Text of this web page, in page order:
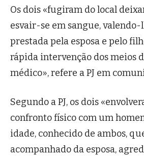
Os dois «fugiram do local
esvair-se em sangue, valendo-
prestada pela esposa e pelo
rápida intervenção dos meios
médico», refere a PJ em
Segundo a PJ, os dois
confronto físico com um
idade, conhecido de ambos,
acompanhado da esposa,